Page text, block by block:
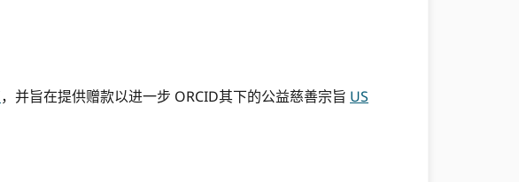
，并旨在提供赠款以进一步 ORCID其下的公益慈善宗旨 US